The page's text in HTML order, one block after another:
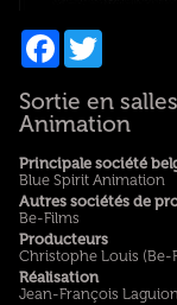
Facebook
Twitter
Sortie en
Animation
Principale société
Blue Spirit Animation
Autres sociétés de
Be-Films
Producteurs
Christophe Louis (Be-
Réalisation
Jean-François